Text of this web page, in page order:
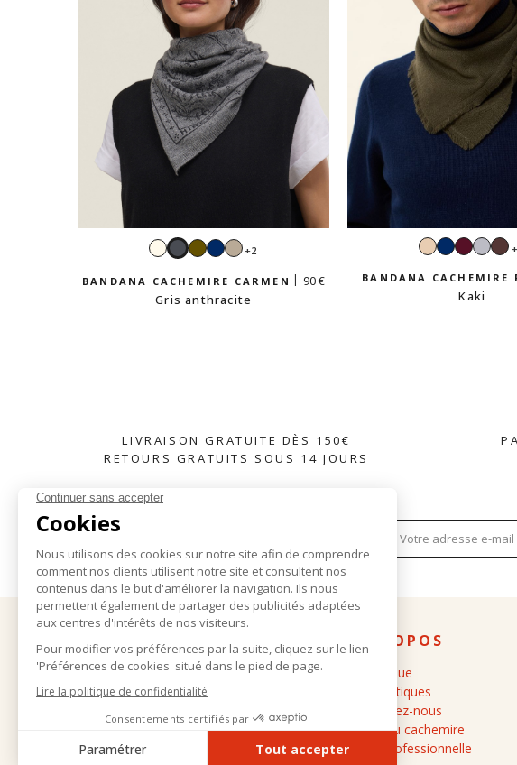
ÉcruGrisKakiNavyBeige
+2
BANDANA CACHEMIRE CARMEN
90 €
Gris anthracite
Beige
Navy
Gris
BANDANA CACHEMIRE
Kaki
LIVRAISON GRATUITE DÈS 150€
RETOURS GRATUITS SOUS 14 JOURS
AIDE
Livraison et retours
Conditions générales de vente
Données personnelles
FAQ
À PROPOS
La marque
Les boutiques
Contactez-nous
Guide du cachemire
Offre professionnelle